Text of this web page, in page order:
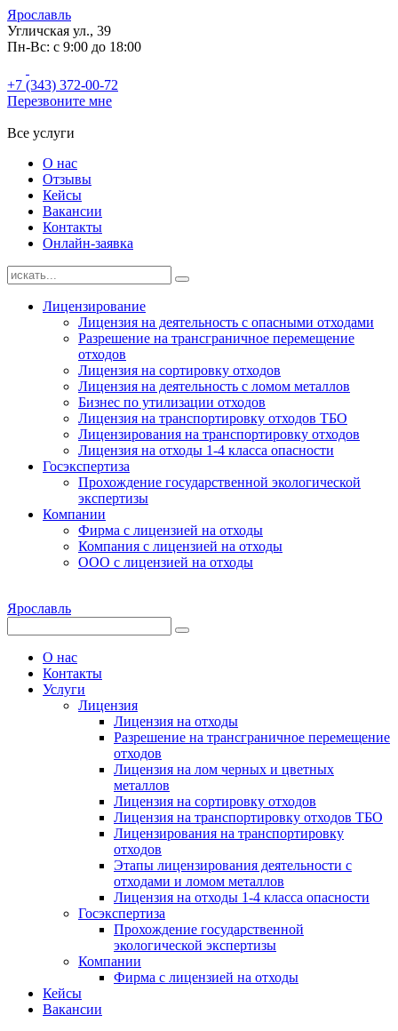
Ярославль
Угличская ул., 39
Пн-Вс: с 9:00 до 18:00
+7 (343) 372-00-72
Перезвоните мне
Все услуги
О нас
Отзывы
Кейсы
Вакансии
Контакты
Онлайн-заявка
Лицензирование
Лицензия на деятельность с опасными отходами
Разрешение на трансграничное перемещение
отходов
Лицензия на сортировку отходов
Лицензия на деятельность с ломом металлов
Бизнес по утилизации отходов
Лицензия на транспортировку отходов ТБО
Лицензирования на транспортировку отходов
Лицензия на отходы 1-4 класса опасности
Госэкспертиза
Прохождение государственной экологической
экспертизы
Компании
Фирма с лицензией на отходы
Компания с лицензией на отходы
ООО с лицензией на отходы
Ярославль
О нас
Контакты
Услуги
Лицензия
Лицензия на отходы
Разрешение на трансграничное перемещение
отходов
Лицензия на лом черных и цветных
металлов
Лицензия на сортировку отходов
Лицензия на транспортировку отходов ТБО
Лицензирования на транспортировку
отходов
Этапы лицензирования деятельности с
отходами и ломом металлов
Лицензия на отходы 1-4 класса опасности
Госэкспертиза
Прохождение государственной
экологической экспертизы
Компании
Фирма с лицензией на отходы
Кейсы
Вакансии